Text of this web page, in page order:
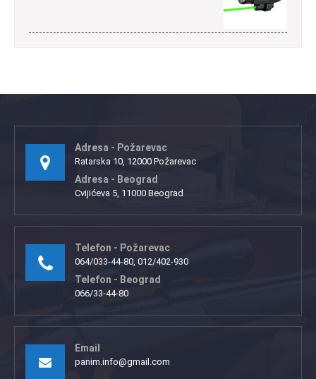
Adresa - Požarevac
Ratarska 10, 12000 Požarevac
Adresa - Beograd
Cvijićeva 5, 11000 Beograd
Telefon - Požarevac
064/033-44-80, 012/402-930
Telefon - Beograd
066/33-44-80
Email
panim.info@gmail.com